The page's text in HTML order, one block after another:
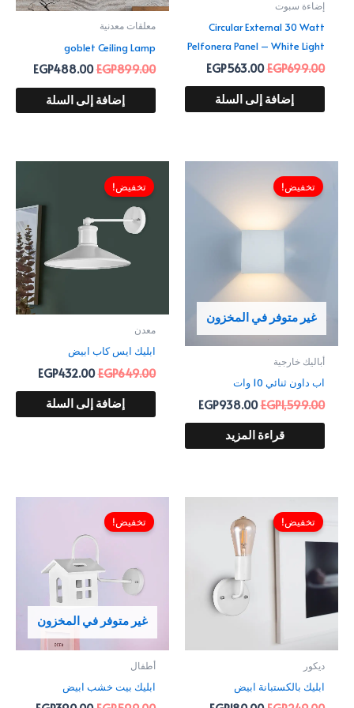
إضاءة سبوت
Circular External 30 Watt
Pelfonera Panel – White Light
EGP699.00
EGP563.00
إضافة إلى السلة
معلقات معدنية
goblet Ceiling Lamp
EGP899.00
EGP488.00
إضافة إلى السلة
غير متوفر في المخزون
تخفيض!
أباليك خارجية
اب داون ثنائي 10 وات
EGP1,599.00
EGP1,599.00.
EGP938.00
EGP938.00.
قراءة المزيد
تخفيض!
معدن
ابليك ايس كاب ابيض
EGP649.00
EGP649.00.
EGP432.00
إضافة إلى السلة
تخفيض!
ديكور
ابليك بالكستبانة ابيض
الأصلي
هو:
EGP249.00.
غير متوفر في المخزون
تخفيض!
أطفال
ابليك بيت خشب ابيض
هو:
EGP599.00.